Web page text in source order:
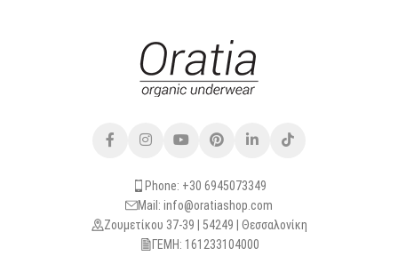
Phone: +30 6945073349
Mail: info@oratiashop.com
Ζουμετίκου 37-39 | 54249 | Θεσσαλονίκη
ΓΕΜΗ: 161233104000